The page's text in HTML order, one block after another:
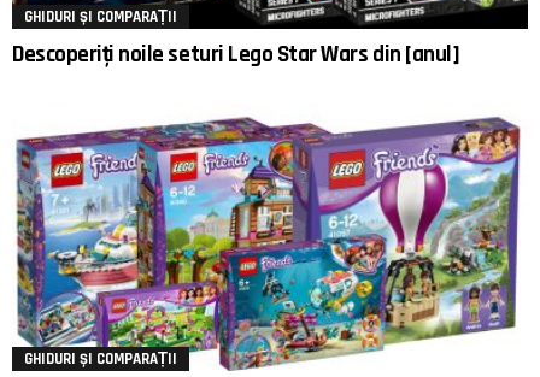
GHIDURI ȘI COMPARAȚII
Descoperiți noile seturi Lego Star Wars din [anul]
GHIDURI ȘI COMPARAȚII